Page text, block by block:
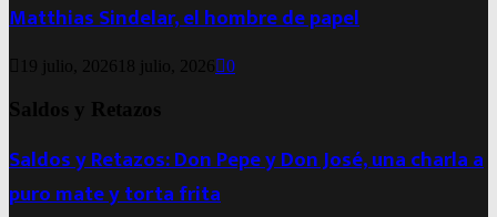
Matthias Sindelar, el hombre de papel
19 julio, 2026 18 julio, 2026 0
Saldos y Retazos
Saldos y Retazos: Don Pepe y Don José, una charla a
puro mate y torta frita